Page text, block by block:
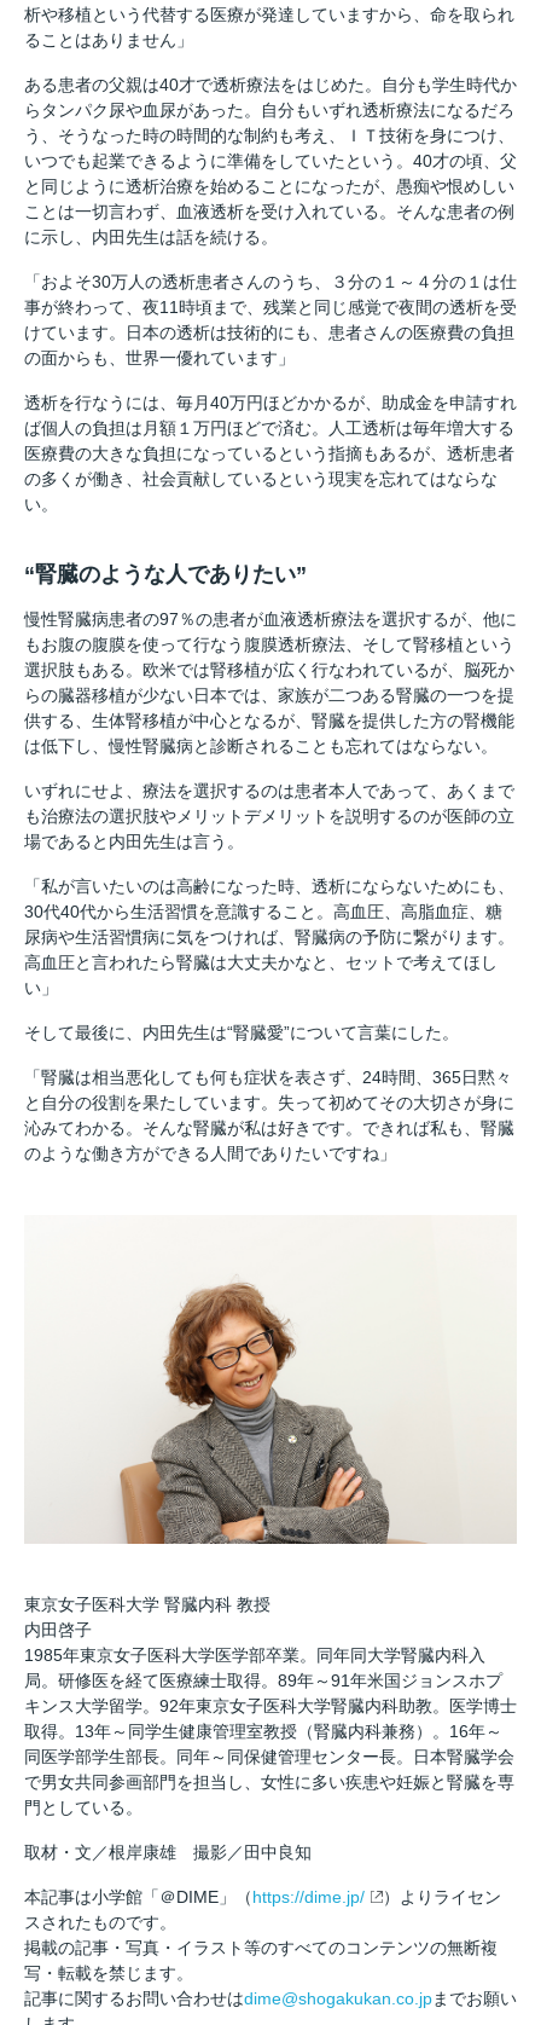
析や移植という代替する医療が発達していますから、命を取られ
ることはありません」
ある患者の父親は40才で透析療法をはじめた。自分も学生時代か
らタンパク尿や血尿があった。自分もいずれ透析療法になるだろ
う、そうなった時の時間的な制約も考え、ＩＴ技術を身につけ、
いつでも起業できるように準備をしていたという。40才の頃、父
と同じように透析治療を始めることになったが、愚痴や恨めしい
ことは一切言わず、血液透析を受け入れている。そんな患者の例
に示し、内田先生は話を続ける。
「およそ30万人の透析患者さんのうち、３分の１～４分の１は仕
事が終わって、夜11時頃まで、残業と同じ感覚で夜間の透析を受
けています。日本の透析は技術的にも、患者さんの医療費の負担
の面からも、世界一優れています」
透析を行なうには、毎月40万円ほどかかるが、助成金を申請すれ
ば個人の負担は月額１万円ほどで済む。人工透析は毎年増大する
医療費の大きな負担になっているという指摘もあるが、透析患者
の多くが働き、社会貢献しているという現実を忘れてはならな
い。
“腎臓のような人でありたい”
慢性腎臓病患者の97％の患者が血液透析療法を選択するが、他に
もお腹の腹膜を使って行なう腹膜透析療法、そして腎移植という
選択肢もある。欧米では腎移植が広く行なわれているが、脳死か
らの臓器移植が少ない日本では、家族が二つある腎臓の一つを提
供する、生体腎移植が中心となるが、腎臓を提供した方の腎機能
は低下し、慢性腎臓病と診断されることも忘れてはならない。
いずれにせよ、療法を選択するのは患者本人であって、あくまで
も治療法の選択肢やメリットデメリットを説明するのが医師の立
場であると内田先生は言う。
「私が言いたいのは高齢になった時、透析にならないためにも、
30代40代から生活習慣を意識すること。高血圧、高脂血症、糖
尿病や生活習慣病に気をつければ、腎臓病の予防に繋がります。
高血圧と言われたら腎臓は大丈夫かなと、セットで考えてほし
い」
そして最後に、内田先生は“腎臓愛”について言葉にした。
「腎臓は相当悪化しても何も症状を表さず、24時間、365日黙々
と自分の役割を果たしています。失って初めてその大切さが身に
沁みてわかる。そんな腎臓が私は好きです。できれば私も、腎臓
のような働き方ができる人間でありたいですね」
東京女子医科大学 腎臓内科 教授
内田啓子
1985年東京女子医科大学医学部卒業。同年同大学腎臓内科入
局。研修医を経て医療練士取得。89年～91年米国ジョンスホプ
キンス大学留学。92年東京女子医科大学腎臓内科助教。医学博士
取得。13年～同学生健康管理室教授（腎臓内科兼務）。16年～
同医学部学生部長。同年～同保健管理センター長。日本腎臓学会
で男女共同参画部門を担当し、女性に多い疾患や妊娠と腎臓を専
門としている。
取材・文／根岸康雄 撮影／田中良知
本記事は小学館「＠DIME」（https://dime.jp/
）よりライセン
スされたものです。
掲載の記事・写真・イラスト等のすべてのコンテンツの無断複
写・転載を禁じます。
記事に関するお問い合わせはdime@shogakukan.co.jpまでお願い